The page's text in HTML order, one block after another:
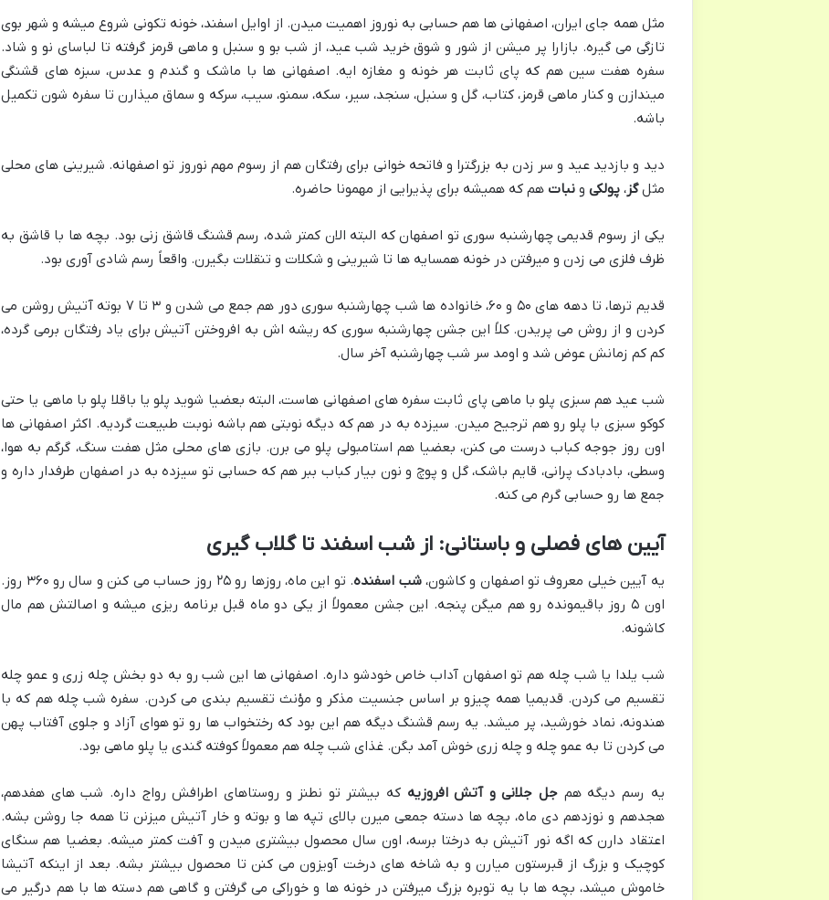
مثل همه جای ایران، اصفهانی ها هم حسابی به نوروز اهمیت میدن. از اوایل اسفند، خونه تکونی شروع میشه و شهر بوی
تازگی می گیره. بازارا پر میشن از شور و شوق خرید شب عید، از شب بو و سنبل و ماهی قرمز گرفته تا لباسای نو و شاد.
سفره هفت سین هم که پای ثابت هر خونه و مغازه ایه. اصفهانی ها با ماشک و گندم و عدس، سبزه های قشنگی
میندازن و کنار ماهی قرمز، کتاب، گل و سنبل، سنجد، سیر، سکه، سمنو، سیب، سرکه و سماق میذارن تا سفره شون تکمیل
باشه.
دید و بازدید عید و سر زدن به بزرگترا و فاتحه خوانی برای رفتگان هم از رسوم مهم نوروز تو اصفهانه. شیرینی های محلی
مثلگز،پولکی ونبات هم که همیشه برای پذیرایی از مهمونا حاضره.
یکی از رسوم قدیمی چهارشنبه سوری تو اصفهان که البته الان کمتر شده، رسم قشنگ قاشق زنی بود. بچه ها با قاشق به
ظرف فلزی می زدن و میرفتن در خونه همسایه ها تا شیرینی و شکلات و تنقلات بگیرن. واقعاً رسم شادی آوری بود.
قدیم ترها، تا دهه های ۵۰ و ۶۰، خانواده ها شب چهارشنبه سوری دور هم جمع می شدن و ۳ تا ۷ بوته آتیش روشن می
کردن و از روش می پریدن. کلاً این جشن چهارشنبه سوری که ریشه اش به افروختن آتیش برای یاد رفتگان برمی گرده،
کم کم زمانش عوض شد و اومد سر شب چهارشنبه آخر سال.
شب عید هم سبزی پلو با ماهی پای ثابت سفره های اصفهانی هاست، البته بعضیا شوید پلو یا باقلا پلو با ماهی یا حتی
کوکو سبزی با پلو رو هم ترجیح میدن. سیزده به در هم که دیگه نوبتی هم باشه نوبت طبیعت گردیه. اکثر اصفهانی ها
اون روز جوجه کباب درست می کنن، بعضیا هم استامبولی پلو می برن. بازی های محلی مثل هفت سنگ، گرگم به هوا،
وسطی، بادبادک پرانی، قایم باشک، گل و پوچ و نون بیار کباب ببر هم که حسابی تو سیزده به در اصفهان طرفدار داره و
جمع ها رو حسابی گرم می کنه.
آیین های فصلی و باستانی: از شب اسفند تا گلاب گیری
یه آیین خیلی معروف تو اصفهان و کاشون،شب اسفنده
. تو این ماه، روزها رو ۲۵ روز حساب می کنن و سال رو ۳۶۰ روز.
اون ۵ روز باقیمونده رو هم میگن پنجه. این جشن معمولاً از یکی دو ماه قبل برنامه ریزی میشه و اصالتش هم مال
کاشونه.
شب یلدا یا شب چله هم تو اصفهان آداب خاص خودشو داره. اصفهانی ها این شب رو به دو بخش چله زری و عمو چله
تقسیم می کردن. قدیمیا همه چیزو بر اساس جنسیت مذکر و مؤنث تقسیم بندی می کردن. سفره شب چله هم که با
هندونه، نماد خورشید، پر میشد. یه رسم قشنگ دیگه هم این بود که رختخواب ها رو تو هوای آزاد و جلوی آفتاب پهن
می کردن تا به عمو چله و چله زری خوش آمد بگن. غذای شب چله هم معمولاً کوفته گندی یا پلو ماهی بود.
یه رسم دیگه هم جل جلانی و آتش افروزیه که بیشتر تو نطنز و روستاهای اطرافش رواج داره. شب های هفدهم،
هجدهم و نوزدهم دی ماه، بچه ها دسته جمعی میرن بالای تپه ها و بوته و خار آتیش میزنن تا همه جا روشن بشه.
اعتقاد دارن که اگه نور آتیش به درختا برسه، اون سال محصول بیشتری میدن و آفت کمتر میشه. بعضیا هم سنگای
کوچیک و بزرگ از قبرستون میارن و به شاخه های درخت آویزون می کنن تا محصول بیشتر بشه. بعد از اینکه آتیشا
خاموش میشد، بچه ها با یه توبره بزرگ میرفتن در خونه ها و خوراکی می گرفتن و گاهی هم دسته ها با هم درگیر می